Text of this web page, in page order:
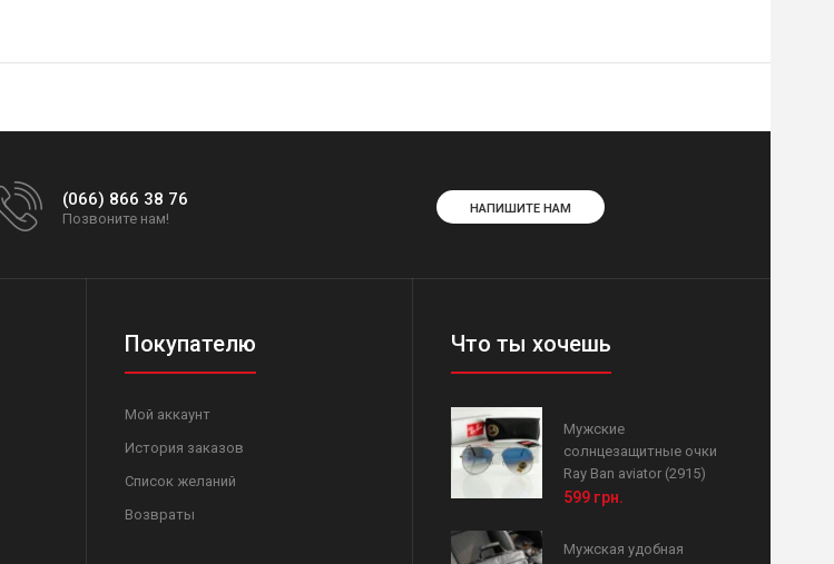
(066) 866 38 76
Позвоните нам!
НАПИШИТЕ НАМ
Покупателю
Мой аккаунт
История заказов
Список желаний
Возвраты
Что ты хочешь
Мужские
солнцезащитные очки
Ray Ban aviator (2915)
599 грн.
Мужская удобная